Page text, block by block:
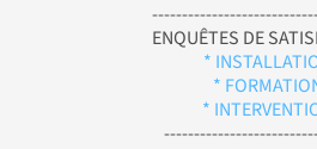
ENQUÊTES DE
*
*
*